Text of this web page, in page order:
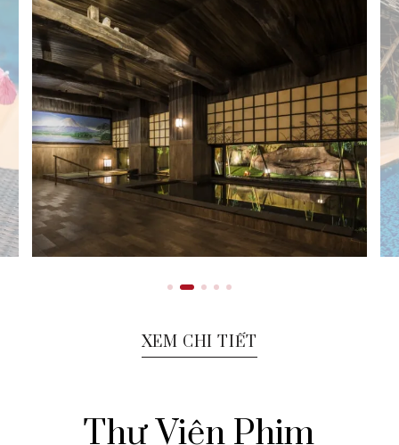
XEM CHI TIẾT
Thư Viện Phim